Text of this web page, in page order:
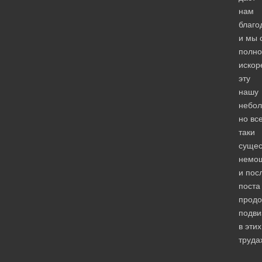
нам
и мы
эту
нашу
но
таки
и
поста
в этих